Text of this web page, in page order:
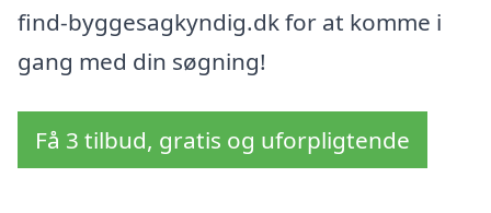
find-byggesagkyndig.dk for at komme i
gang med din søgning!
Få 3 tilbud, gratis og uforpligtende